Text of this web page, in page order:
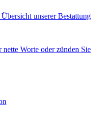
unserer Bestattung
nette Worte oder zünden Sie